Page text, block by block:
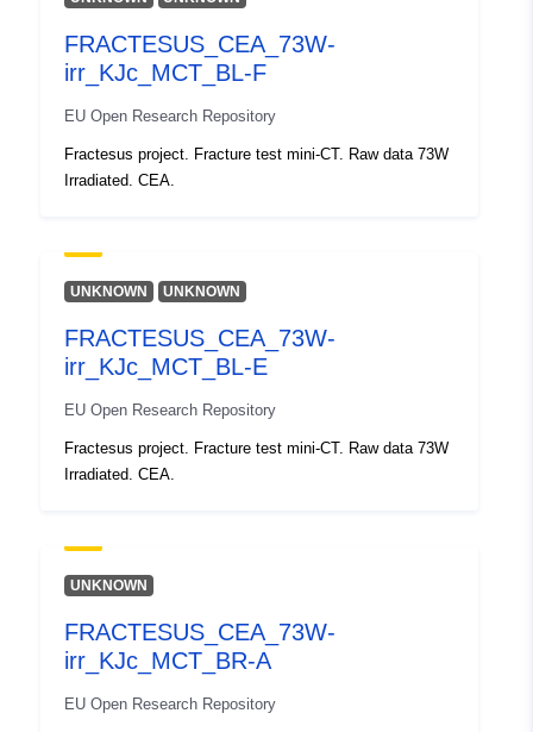
azonosítók:
uriRef:
http://data.europa.eu/88u/dataset/
Valaminek a
verziója:
https://doi.org/10.5281/
FRACTESUS_CEA_73W-
irr_KJc_MCT_BL-F
EU Open Research Repository
Fractesus project. Fracture test mini-CT. Raw data 73W
Irradiated. CEA.
UNKNOWN UNKNOWN
FRACTESUS_CEA_73W-
irr_KJc_MCT_BL-E
EU Open Research Repository
Fractesus project. Fracture test mini-CT. Raw data 73W
Irradiated. CEA.
UNKNOWN
FRACTESUS_CEA_73W-
irr_KJc_MCT_BR-A
EU Open Research Repository